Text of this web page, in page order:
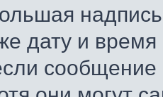
дату и